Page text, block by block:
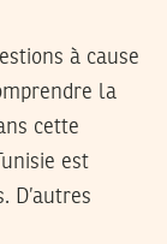
à cause
la
cette
est
D’autres